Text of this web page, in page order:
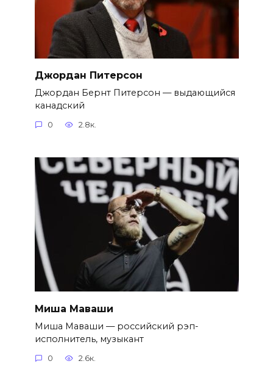
Джордан Питерсон
Джордан Бернт Питерсон — выдающийся
канадский
0 2.8к.
Миша Маваши
Миша Маваши — российский рэп-
исполнитель, музыкант
0 2.6к.